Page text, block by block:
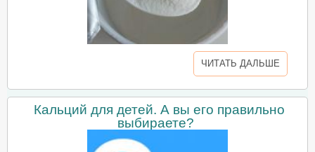
ЧИТАТЬ ДАЛЬШЕ
Кальций для детей. А вы его правильно
выбираете?